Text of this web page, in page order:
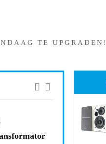
TE UPGRADEN!